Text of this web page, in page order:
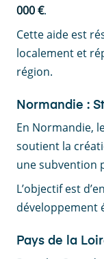
000 €.
Cette aide est
localement et
région.
Normandie :
En Normandie,
soutient la
une subvention
L’objectif est
développement
Pays de la